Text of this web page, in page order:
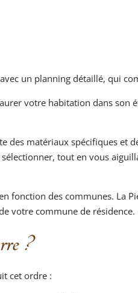
un planning détaillé, qui
votre habitation dans son
des matériaux spécifiques et
tout en vous
fonction des communes. La
votre commune de résidence.
?
cet ordre :